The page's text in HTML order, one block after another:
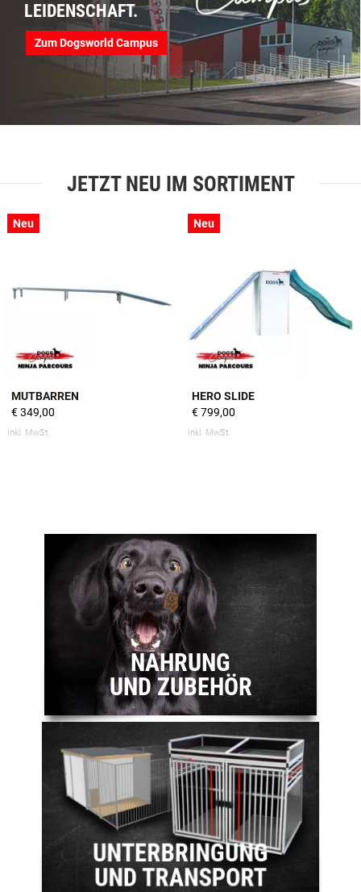
LEIDENSCHAFT.
Zum Dogsworld Campus
JETZT NEU IM SORTIMENT
Neu
MUTBARREN
€ 349,00
Inkl. MwSt.
Neu
HERO SLIDE
€ 799,00
Inkl. MwSt.
NAHRUNG
UND ZUBEHÖR
UNTERBRINGUNG
UND TRANSPORT